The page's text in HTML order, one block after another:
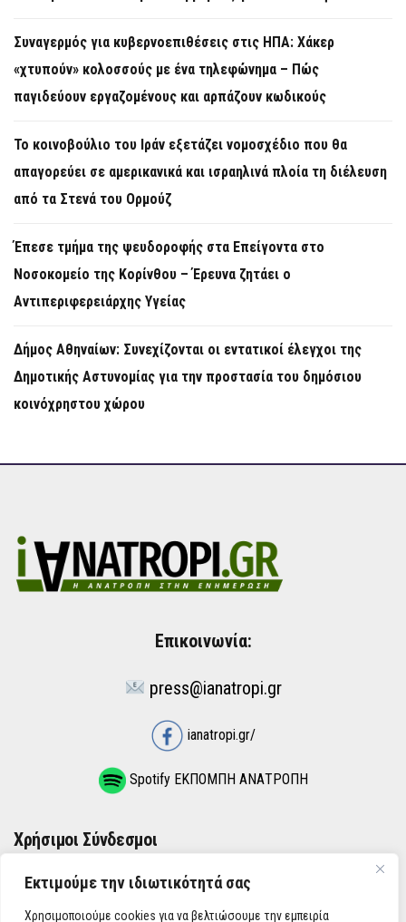
Εκτιμούμε την ιδιωτικότητά σας
Χρησιμοποιούμε cookies για να βελτιώσουμε την εμπειρία
Συναγερμός για κυβερνοεπιθέσεις στις ΗΠΑ: Χάκερ
«χτυπούν» κολοσσούς με ένα τηλεφώνημα – Πώς
παγιδεύουν εργαζομένους και αρπάζουν κωδικούς
Το κοινοβούλιο του Ιράν εξετάζει νομοσχέδιο που θα
απαγορεύει σε αμερικανικά και ισραηλινά πλοία τη διέλευση
από τα Στενά του Ορμούζ
Έπεσε τμήμα της ψευδοροφής στα Επείγοντα στο
Νοσοκομείο της Κορίνθου – Έρευνα ζητάει ο
Αντιπεριφερειάρχης Υγείας
Δήμος Αθηναίων: Συνεχίζονται οι εντατικοί έλεγχοι της
Δημοτικής Αστυνομίας για την προστασία του δημόσιου
κοινόχρηστου χώρου
Επικοινωνία:
press@ianatropi.gr
ianatropi.gr/
Spotify ΕΚΠΟΜΠΗ ΑΝΑΤΡΟΠΗ
Χρήσιμοι Σύνδεσμοι
ΌΡΟΙ ΧΡΉΣΗΣ
ΠΟΛΙΤΙΚΉ ΑΠΟΡΡΉΤΟΥ